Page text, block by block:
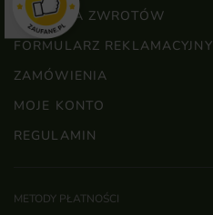
POLITYKA ZWROTÓW
FORMULARZ REKLAMACYJNY
ZAMÓWIENIA
MOJE KONTO
REGULAMIN
METODY PŁATNOŚCI